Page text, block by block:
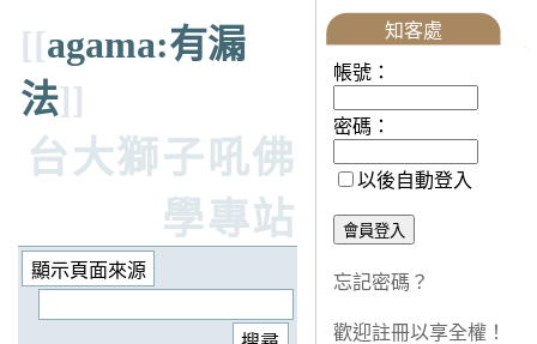
[[agama:有漏
法]]
台大獅子吼佛
學專站
知客處
帳號：
密碼：
以後自動登入
忘記密碼？
歡迎註冊以享全權！